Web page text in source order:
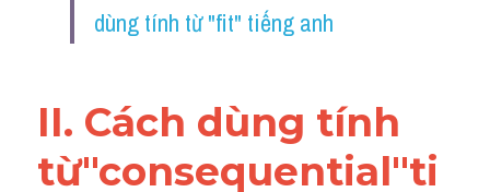
Cấu trúc câu
Report đề thi thật IELTS GENERAL
Đề thi thật Task 1
dùng tính từ "fit" tiếng anh
II. Cách dùng tính
từ"consequential"ti